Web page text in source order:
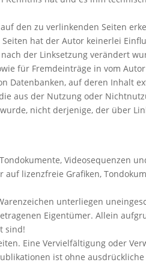
den zu verlinkenden Seiten
hat der Autor keinerlei
der Linksetzung verändert
für Fremdeinträge in vom
Datenbanken, auf deren Inhalt
aus der Nutzung oder
nicht derjenige, der über
Videosequenzen
lizenzfreie Grafiken,
unterliegen
Eigentümer. Allein
sind!
Eine Vervielfältigung oder
ist ohne